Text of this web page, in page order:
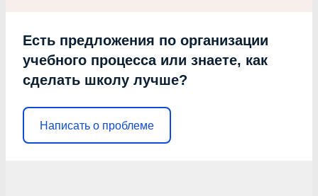
Есть предложения по организации
учебного процесса или знаете, как
сделать школу лучше?
Написать о проблеме